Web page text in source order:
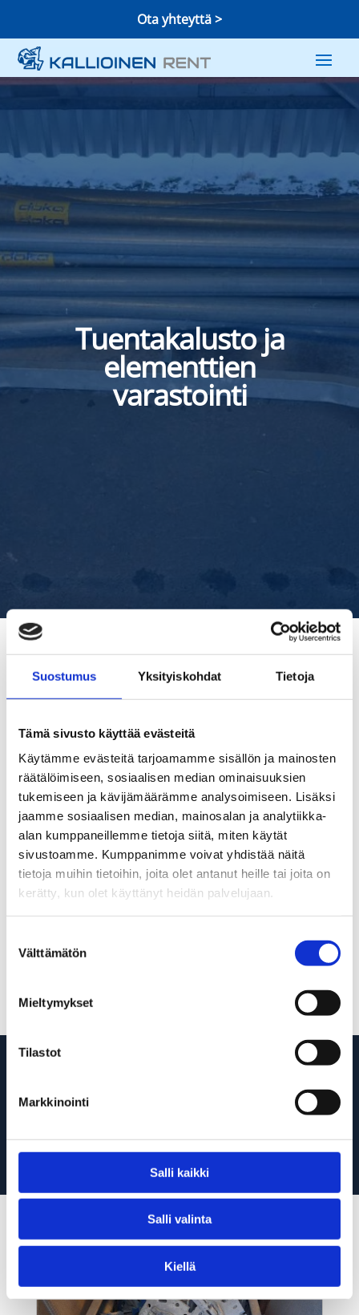
Suostumus Yksityiskohdat Tietoja
Tämä sivusto käyttää evästeitä
Käytämme evästeitä tarjoamamme sisällön ja mainosten
räätälöimiseen, sosiaalisen median ominaisuuksien
tukemiseen ja kävijämäärämme analysoimiseen. Lisäksi
jaamme sosiaalisen median, mainosalan ja analytiikka-
alan kumppaneillemme tietoja siitä, miten käytät
sivustoamme. Kumppanimme voivat yhdistää näitä
tietoja muihin tietoihin, joita olet antanut heille tai joita on
kerätty, kun olet käyttänyt heidän palvelujaan.
valinta
Välttämätön
Mieltymykset
Tilastot
Markkinointi
Salli kaikki
Salli valinta
Kiellä
Ota yhteyttä >
Tuentakalusto ja
elementtien
varastointi
Tuentakaluston ja
elementtitelineiden vuokraus
Tuentakalusto ja elementtitelineet varmistavat
elementtirakentamisen sujuvuuden ja
turvallisuuden työmaalla. Holvituilla tuetaan
esimerkiksi betonivaluja tai välipohjarakenteita
valun aikana. Elementtitelineet mahdollistavat seinä-
ja muiden elementtien pystytyksen, siirron ja
tai vaurioista. Kalusto on suunniteltu kovaan
työmaihin.
Ota yhteyttä niin käydään tarkemmin läpi, kuinka
voimme auttaa!
Ota yhteyttä
Tutustu valikoimaan